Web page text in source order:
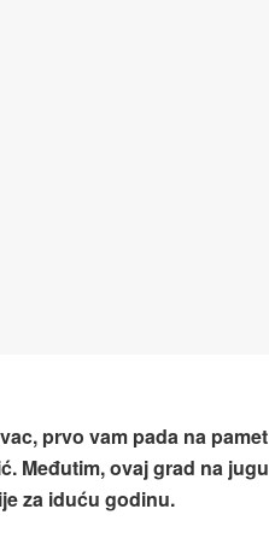
prvo vam pada na
Međutim, ovaj grad na
za iduću godinu.